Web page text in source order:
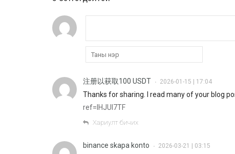
注册以获取100 USDT • 2026-01-15 | 17:04
Thanks for sharing. I read many of your blog
ref=IHJUI7TF
Хариулт бичих
binance skapa konto • 2026-03-21 | 03:15